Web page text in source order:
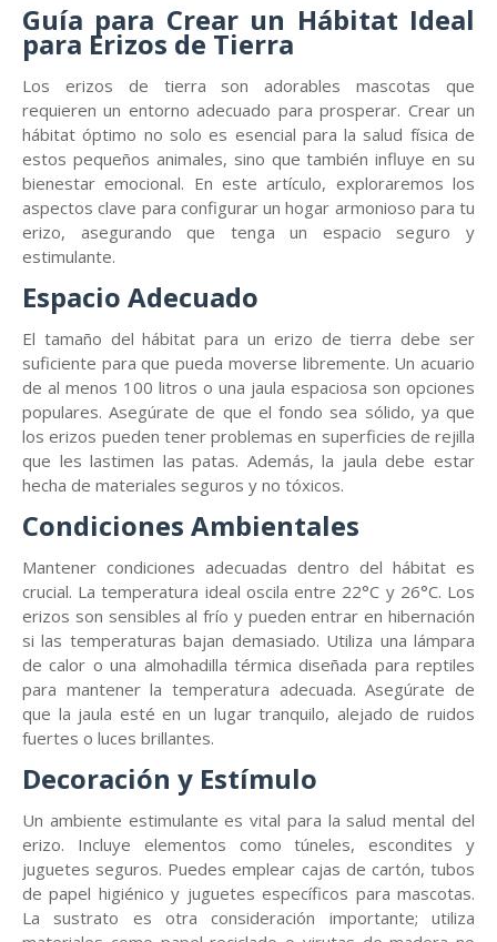
Guía para Crear un Hábitat Ideal
para Erizos de Tierra
Los erizos de tierra son adorables mascotas que
requieren un entorno adecuado para prosperar. Crear un
hábitat óptimo no solo es esencial para la salud física de
estos pequeños animales, sino que también influye en su
bienestar emocional. En este artículo, exploraremos los
aspectos clave para configurar un hogar armonioso para tu
erizo, asegurando que tenga un espacio seguro y
estimulante.
Espacio Adecuado
El tamaño del hábitat para un erizo de tierra debe ser
suficiente para que pueda moverse libremente. Un acuario
de al menos 100 litros o una jaula espaciosa son opciones
populares. Asegúrate de que el fondo sea sólido, ya que
los erizos pueden tener problemas en superficies de rejilla
que les lastimen las patas. Además, la jaula debe estar
hecha de materiales seguros y no tóxicos.
Condiciones Ambientales
Mantener condiciones adecuadas dentro del hábitat es
crucial. La temperatura ideal oscila entre 22°C y 26°C. Los
erizos son sensibles al frío y pueden entrar en hibernación
si las temperaturas bajan demasiado. Utiliza una lámpara
de calor o una almohadilla térmica diseñada para reptiles
para mantener la temperatura adecuada. Asegúrate de
que la jaula esté en un lugar tranquilo, alejado de ruidos
fuertes o luces brillantes.
Decoración y Estímulo
Un ambiente estimulante es vital para la salud mental del
erizo. Incluye elementos como túneles, escondites y
juguetes seguros. Puedes emplear cajas de cartón, tubos
de papel higiénico y juguetes específicos para mascotas.
La sustrato es otra consideración importante; utiliza